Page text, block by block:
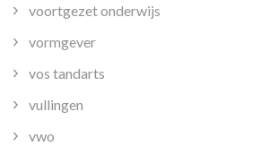
voortgezet onderwijs
vormgever
vos tandarts
vullingen
vwo